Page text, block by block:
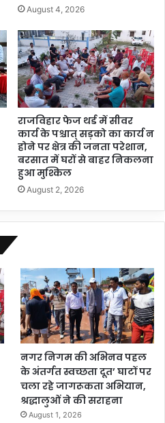
August 4, 2026
राजविहार फेज थर्ड में सीवर
कार्य के पश्चात् सड़को का कार्य न
होने पर क्षेत्र की जनता परेशान,
बरसात में घरों से बाहर निकलना
हुआ मुश्किल
August 2, 2026
नगर निगम की अभिनव पहल
के अंतर्गत स्वच्छता दूत’ घाटों पर
चला रहे जागरूकता अभियान,
श्रद्धालुओं ने की सराहना
August 1, 2026